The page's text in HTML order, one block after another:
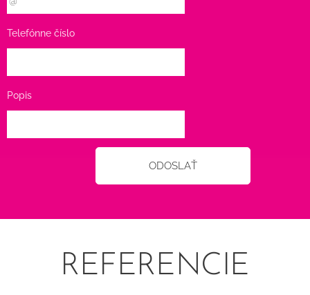
Telefónne číslo
Popis
ODOSLAŤ
REFERENCIE